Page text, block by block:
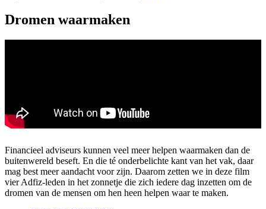
Dromen waarmaken
Financieel adviseurs kunnen veel meer helpen waarmaken dan de
buitenwereld beseft. En die té onderbelichte kant van het vak, daar
mag best meer aandacht voor zijn. Daarom zetten we in deze film
vier Adfiz-leden in het zonnetje die zich iedere dag inzetten om de
dromen van de mensen om hen heen helpen waar te maken.